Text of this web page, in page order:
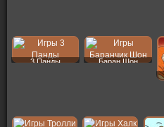
3 Панды
Баран Шон